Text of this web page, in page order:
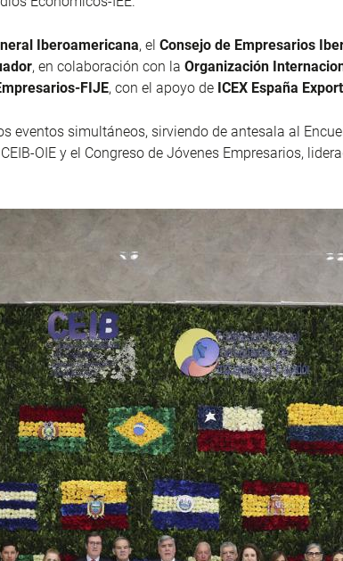
Iberoamericana, el Consejo de Empresarios
, en colaboración con la Organización
FIJE, con el apoyo de ICEX España
eventos simultáneos, sirviendo de antesala al
OIE y el Congreso de Jóvenes Empresarios,